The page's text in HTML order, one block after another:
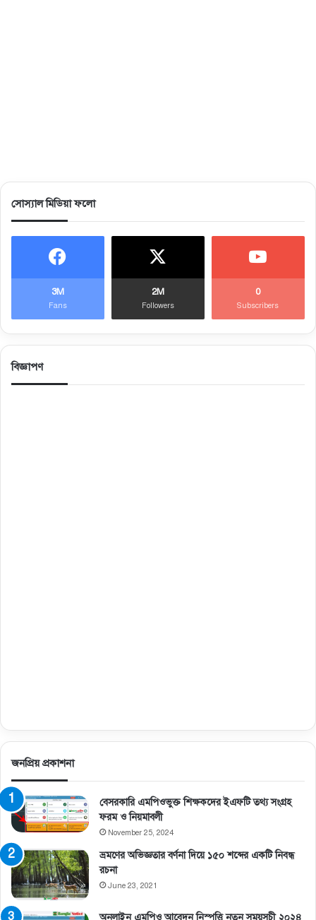
সোস্যাল মিডিয়া ফলো
3M
Fans
2M
Followers
0
Subscribers
বিজ্ঞাপণ
জনপ্রিয় প্রকাশনা
বেসরকারি এমপিওভুক্ত শিক্ষকদের ইএফটি তথ্য সংগ্রহ
ফরম ও নিয়মাবলী
November 25, 2024
ভ্রমণের অভিজ্ঞতার বর্ণনা দিয়ে ১৫০ শব্দের একটি নিবন্ধ
রচনা
June 23, 2021
অনলাইন এমপিও আবেদন নিস্পত্তি নতুন সময়সূচী ২০২৪